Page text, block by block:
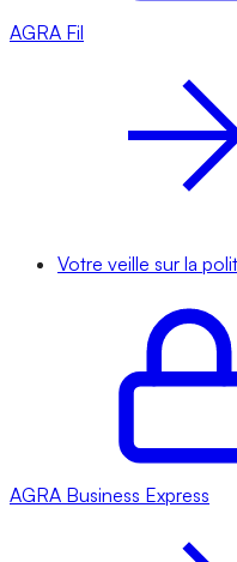
AGRA Fil
Votre veille sur la
AGRA Business Express